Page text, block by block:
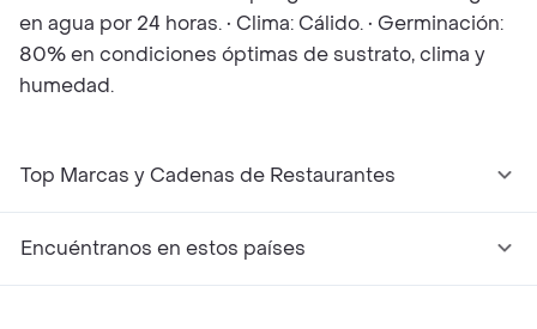
en agua por 24 horas. • Clima: Cálido. • Germinación:
80% en condiciones óptimas de sustrato, clima y
humedad.
Top Marcas y Cadenas de Restaurantes
Encuéntranos en estos países